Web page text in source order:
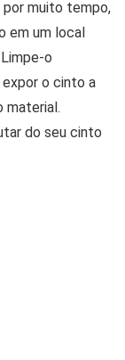
por muito tempo,
em um local
o
o cinto a
material.
do seu cinto